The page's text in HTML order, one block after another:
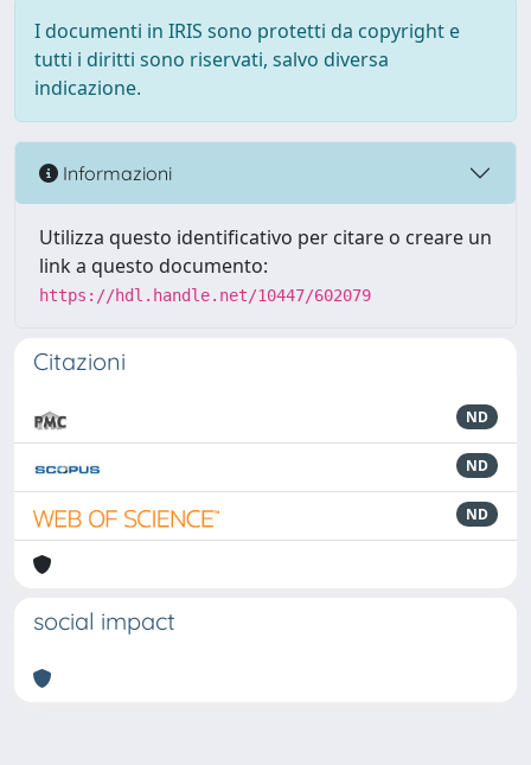
I documenti in IRIS sono protetti da copyright e
tutti i diritti sono riservati, salvo diversa
indicazione.
Informazioni
Utilizza questo identificativo per citare o creare un
link a questo documento:
https://hdl.handle.net/10447/602079
Citazioni
ND
ND
ND
social impact